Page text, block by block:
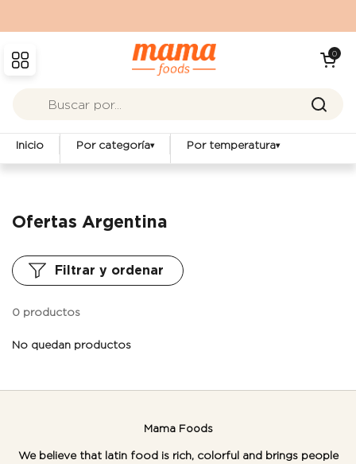
Abrir menú
Abrir0
Inicio Por categoría▾ Por temperatura▾
Ofertas Argentina
0 productos
Filtrar y ordenar
No quedan productos
Mama Foods
We believe that latin food is rich, colorful and brings people